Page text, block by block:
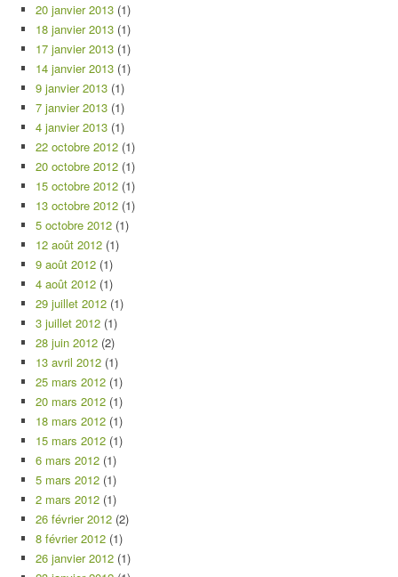
20 janvier 2013 (1)
18 janvier 2013 (1)
17 janvier 2013 (1)
14 janvier 2013 (1)
9 janvier 2013 (1)
7 janvier 2013 (1)
4 janvier 2013 (1)
22 octobre 2012 (1)
20 octobre 2012 (1)
15 octobre 2012 (1)
13 octobre 2012 (1)
5 octobre 2012 (1)
12 août 2012 (1)
9 août 2012 (1)
4 août 2012 (1)
29 juillet 2012 (1)
3 juillet 2012 (1)
28 juin 2012 (2)
13 avril 2012 (1)
25 mars 2012 (1)
20 mars 2012 (1)
18 mars 2012 (1)
15 mars 2012 (1)
6 mars 2012 (1)
5 mars 2012 (1)
2 mars 2012 (1)
26 février 2012 (2)
8 février 2012 (1)
26 janvier 2012 (1)